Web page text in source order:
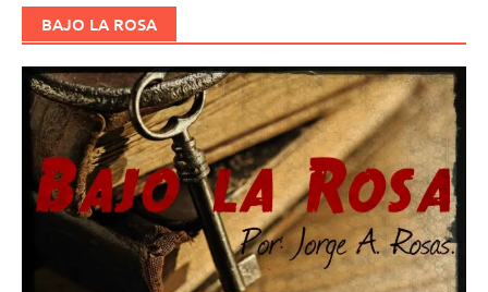
BAJO LA ROSA